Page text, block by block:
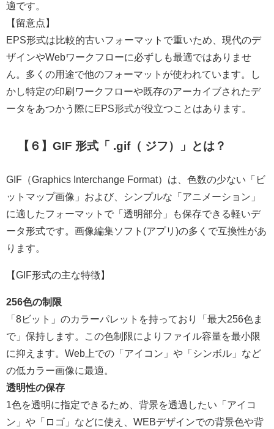
適です。
【留意点】
EPS形式は比較的古いフォーマットで重いため、現代のデ
ザインやWebワークフローに必ずしも最適ではありませ
ん。多くの用途で他のフォーマットが使われています。し
かし特定の印刷ワークフローや既存のアーカイブされたデ
ータをあつかう際にEPS形式が役立つことはあります。
【６】GIF 形式「 .gif（ ジフ） 」とは？
GIF（Graphics Interchange Format）は、色数の少ない「ビ
ットマップ画像」および、シンプルな「アニメーション」
に適したフォーマットで「透明部分」も保存できる軽いデ
ータ形式です。画像編集ソフト(アプリ)の多くで互換性があ
ります。
【GIF形式の主な特徴】
256色の制限
「8ビット」のカラーパレットを持っており「最大256色ま
で」保持します。この色制限によりファイル容量を最小限
に抑えます。Web上での「アイコン」や「シンボル」など
の低カラー画像に最適。
透明性の保存
1色を透明に指定できるため、背景を透過したい「アイコ
ン」や「ロゴ」などに使え、WEBデザインでの背景色や背